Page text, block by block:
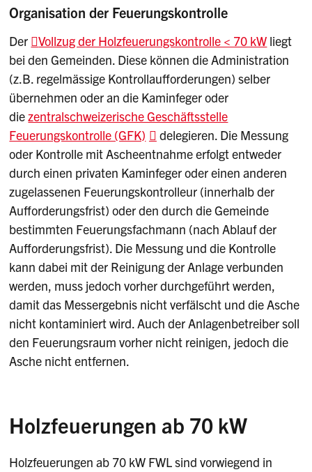
Organisation der Feuerungskontrolle
Der Vollzug der Holzfeuerungskontrolle < 70 kW liegt
bei den Gemeinden. Diese können die Administration
(z.B. regelmässige Kontrollaufforderungen) selber
übernehmen oder an die Kaminfeger oder
diezentralschweizerische Geschäftsstelle
Feuerungskontrolle (GFK)
delegieren. Die Messung
oder Kontrolle mit Ascheentnahme erfolgt entweder
durch einen privaten Kaminfeger oder einen anderen
zugelassenen Feuerungskontrolleur (innerhalb der
Aufforderungsfrist) oder den durch die Gemeinde
bestimmten Feuerungsfachmann (nach Ablauf der
Aufforderungsfrist). Die Messung und die Kontrolle
kann dabei mit der Reinigung der Anlage verbunden
werden, muss jedoch vorher durchgeführt werden,
damit das Messergebnis nicht verfälscht und die Asche
nicht kontaminiert wird. Auch der Anlagenbetreiber soll
den Feuerungsraum vorher nicht reinigen, jedoch die
Asche nicht entfernen.
Holzfeuerungen ab 70 kW
Holzfeuerungen ab 70 kW FWL sind vorwiegend in